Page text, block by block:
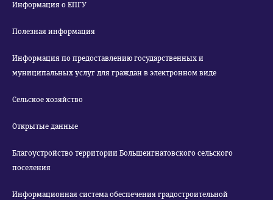
Информация о ЕПГУ
Полезная информация
Информация по предоставлению государственных и
муниципальных услуг для граждан в электронном виде
Сельское хозяйство
Открытые данные
Благоустройство территории Большеигнатовского сельского
поселения
Информационная система обеспечения градостроительной